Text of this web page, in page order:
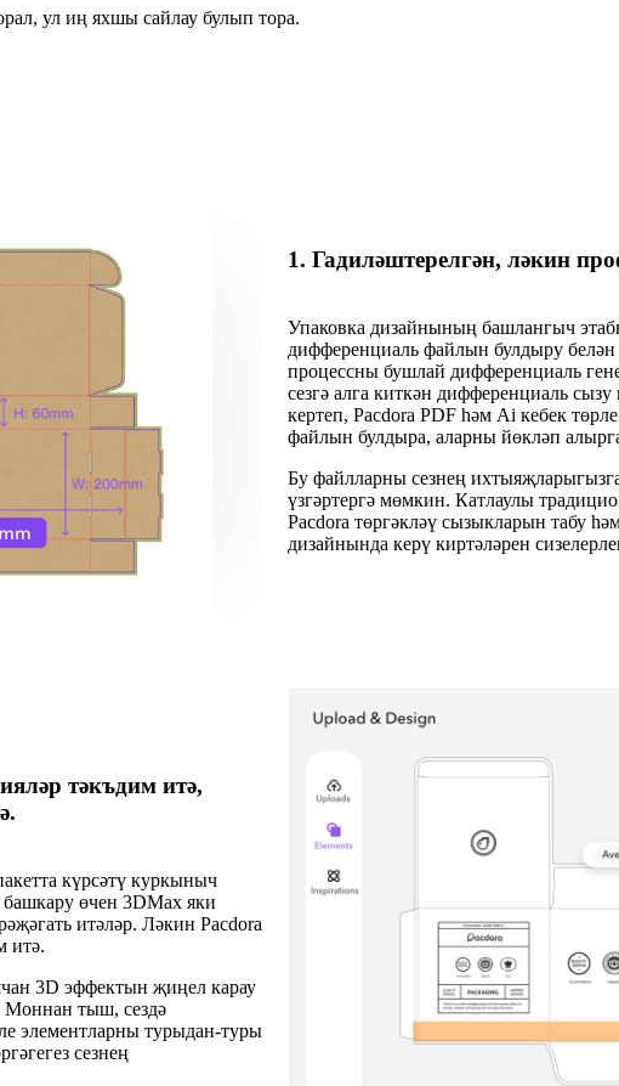
ул иң яхшы сайлау булып тора.
1. Гадиләштерелгән, ләкин
Упаковка дизайнының башлангыч
дифференциаль файлын булдыру
процессны бушлай дифференциаль
сезгә алга киткән дифференциаль
кертеп, Pacdora PDF һәм Ai кебек
файлын булдыра, аларны йөкләп
Бу файлларны сезнең
үзгәртергә мөмкин. Катлаулы
Pacdora төргәкләү сызыкларын табу
дизайнында керү киртәләрен
тәкъдим итә,
күрсәтү куркыныч
өчен 3DMax яки
итәләр. Ләкин Pacdora
итә.
3D эффектын җиңел карау
Моннан тыш, сездә
элементларны турыдан-туры
сезнең